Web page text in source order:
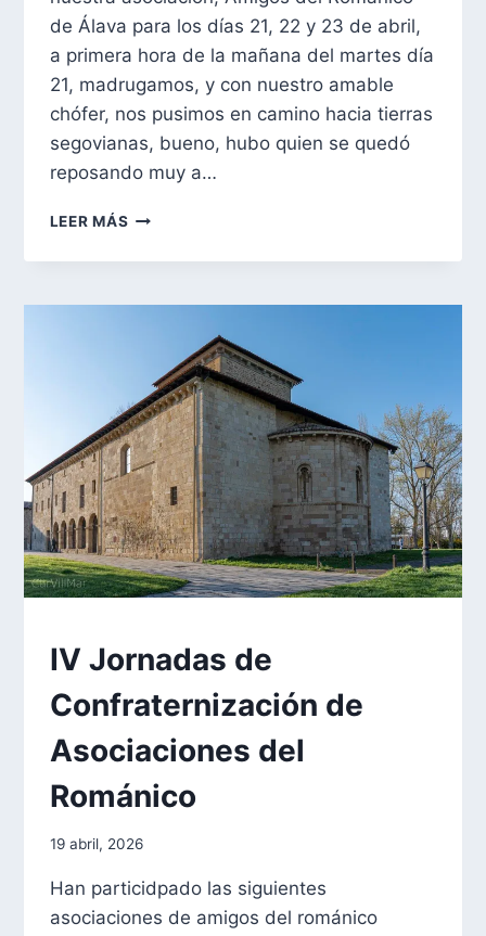
de Álava para los días 21, 22 y 23 de abril,
a primera hora de la mañana del martes día
21, madrugamos, y con nuestro amable
chófer, nos pusimos en camino hacia tierras
segovianas, bueno, hubo quien se quedó
reposando muy a…
LEER MÁS DISFRUTANDO
ROMÁNICO
EXCURSIONES
|IV Jornadas de
Confraternización de
Asociaciones del
Románico
Por
19 abril, 2026
Han particidpado las siguientes
asociaciones de amigos del románico